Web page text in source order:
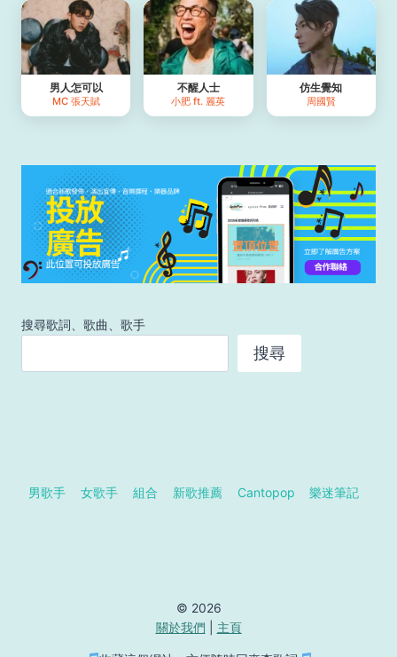
男人怎可以
MC 張天賦
不醒人士
小肥 ft. 麗英
仿生覺知
周國賢
搜尋歌詞、歌曲、歌手
搜尋
男歌手 女歌手 組合 新歌推薦 Cantopop 樂迷筆記
© 2026
關於我們
主頁